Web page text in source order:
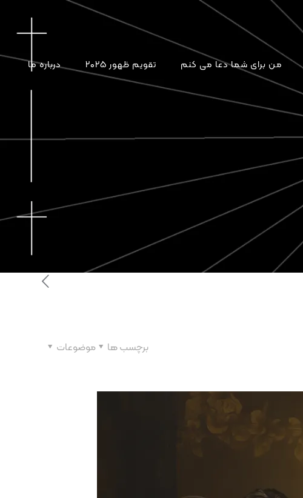
من برای شما دعا می کنم تقویم ظهور ۲۰۲۵ درباره ما
موضوعات برچسب ها